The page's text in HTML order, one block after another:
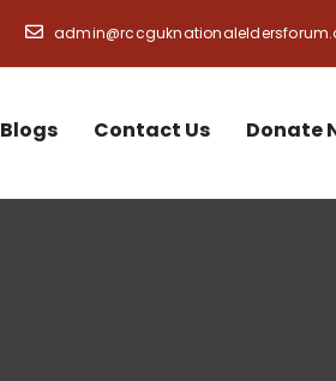
Blogs Contact Us Donate